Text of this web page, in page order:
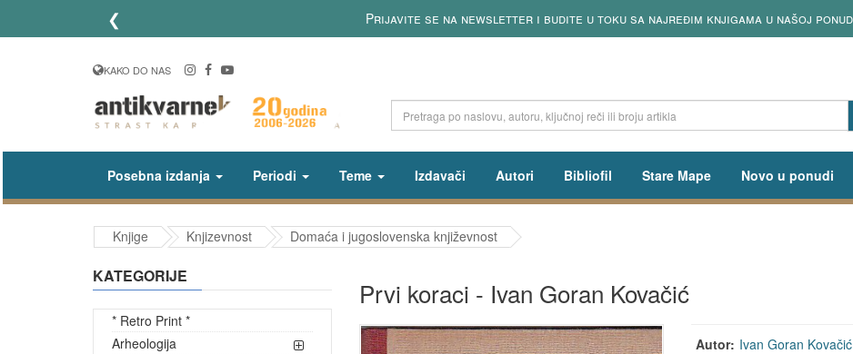
❮ Prijavite se na newsletter i budite u toku sa najređim knjigama u našoj ponudi
KAKO DO NAS
Posebna izdanja Periodi Teme Izdavači Autori Bibliofil Stare Mape Novo u ponudi
Knjige Knjizevnost Domaća i jugoslovenska književnost
KATEGORIJE
* Retro Print *
Arheologija
Prvi koraci - Ivan Goran Kovačić
Autor: Ivan Goran Kovačić